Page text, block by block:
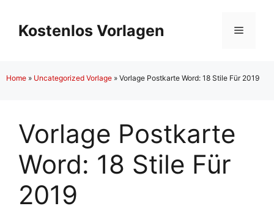
Inhalt
springen
Kostenlos Vorlagen Menü
Home » Uncategorized Vorlage » Vorlage Postkarte Word: 18 Stile Für 2019
Vorlage Postkarte
Word: 18 Stile Für
2019